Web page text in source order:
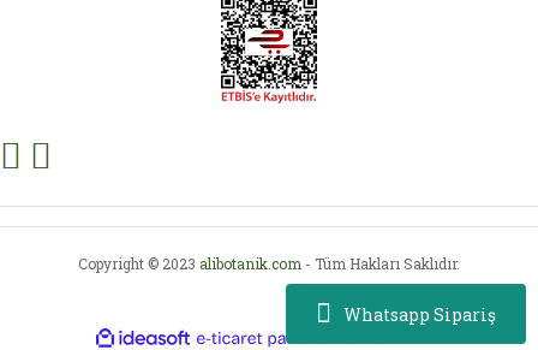
Whatsapp Sipariş
Copyright © 2023 alibotanik.com - Tüm Hakları Saklıdır.
ideasoft